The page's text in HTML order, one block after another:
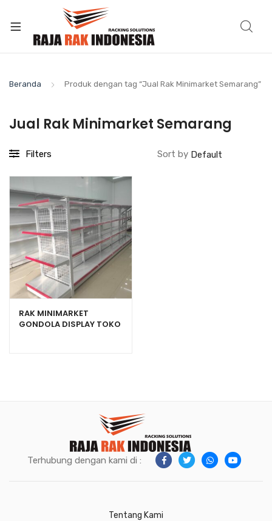
Beranda Produk dengan tag “Jual Rak Minimarket Semarang”
Jual Rak Minimarket Semarang
Filters Sort by
RAK MINIMARKET
GONDOLA DISPLAY TOKO
Terhubung dengan kami di :
Tentang Kami